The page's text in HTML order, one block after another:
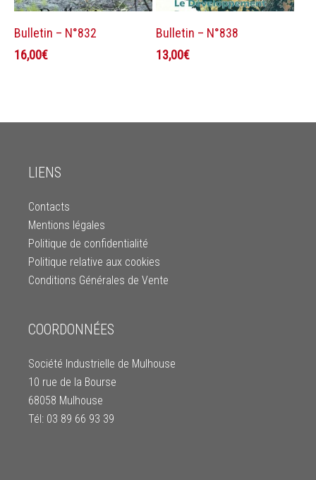
Ajouter au panier
Bulletin – N°832
16,00€
Ajouter au panier
Bulletin – N°838
13,00€
LIENS
Contacts
Mentions légales
Politique de confidentialité
Politique relative aux cookies
Conditions Générales de Vente
COORDONNÉES
Société Industrielle de Mulhouse
10 rue de la Bourse
68058 Mulhouse
Tél: 03 89 66 93 39